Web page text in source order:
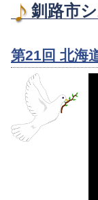
釧路市
第21回 北海